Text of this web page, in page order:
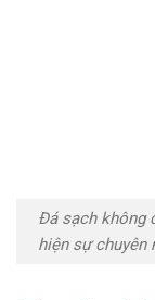
Đá sạch không
hiện sự chuyên